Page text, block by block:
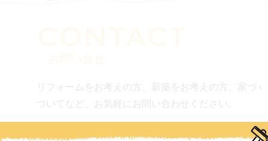
リフォームをお考えの方、新築をお考えの方、家づ
ついてなど、お気軽にお問い合わせください。